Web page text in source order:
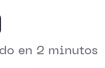
en 2 minutos